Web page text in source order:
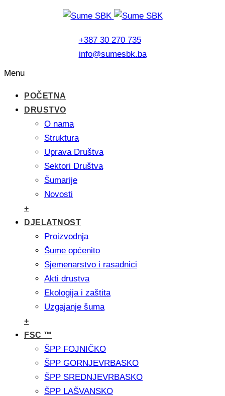
+387 30 270 735
info@sumesbk.ba
Menu
POČETNA
DRUSTVO
O nama
Struktura
Uprava Društva
Sektori Društva
Šumarije
Novosti
+
DJELATNOST
Proizvodnja
Šume općenito
Sjemenarstvo i rasadnici
Akti drustva
Ekologija i zaštita
Uzgajanje šuma
+
FSC ™
ŠPP FOJNIČKO
ŠPP GORNJEVRBASKO
ŠPP SREDNJEVRBASKO
ŠPP LAŠVANSKO